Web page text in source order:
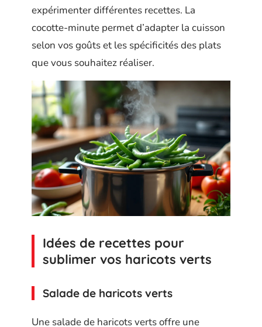
expérimenter différentes recettes. La
cocotte-minute permet d’adapter la cuisson
selon vos goûts et les spécificités des plats
que vous souhaitez réaliser.
Idées de recettes pour
sublimer vos haricots verts
Salade de haricots verts
Une salade de haricots verts offre une